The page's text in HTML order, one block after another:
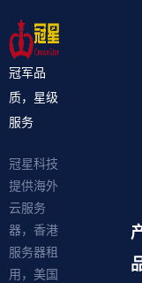
冠军品
质，星级
服务
冠星科技
提供海外
云服务
器，香港
服务器租
用，美国